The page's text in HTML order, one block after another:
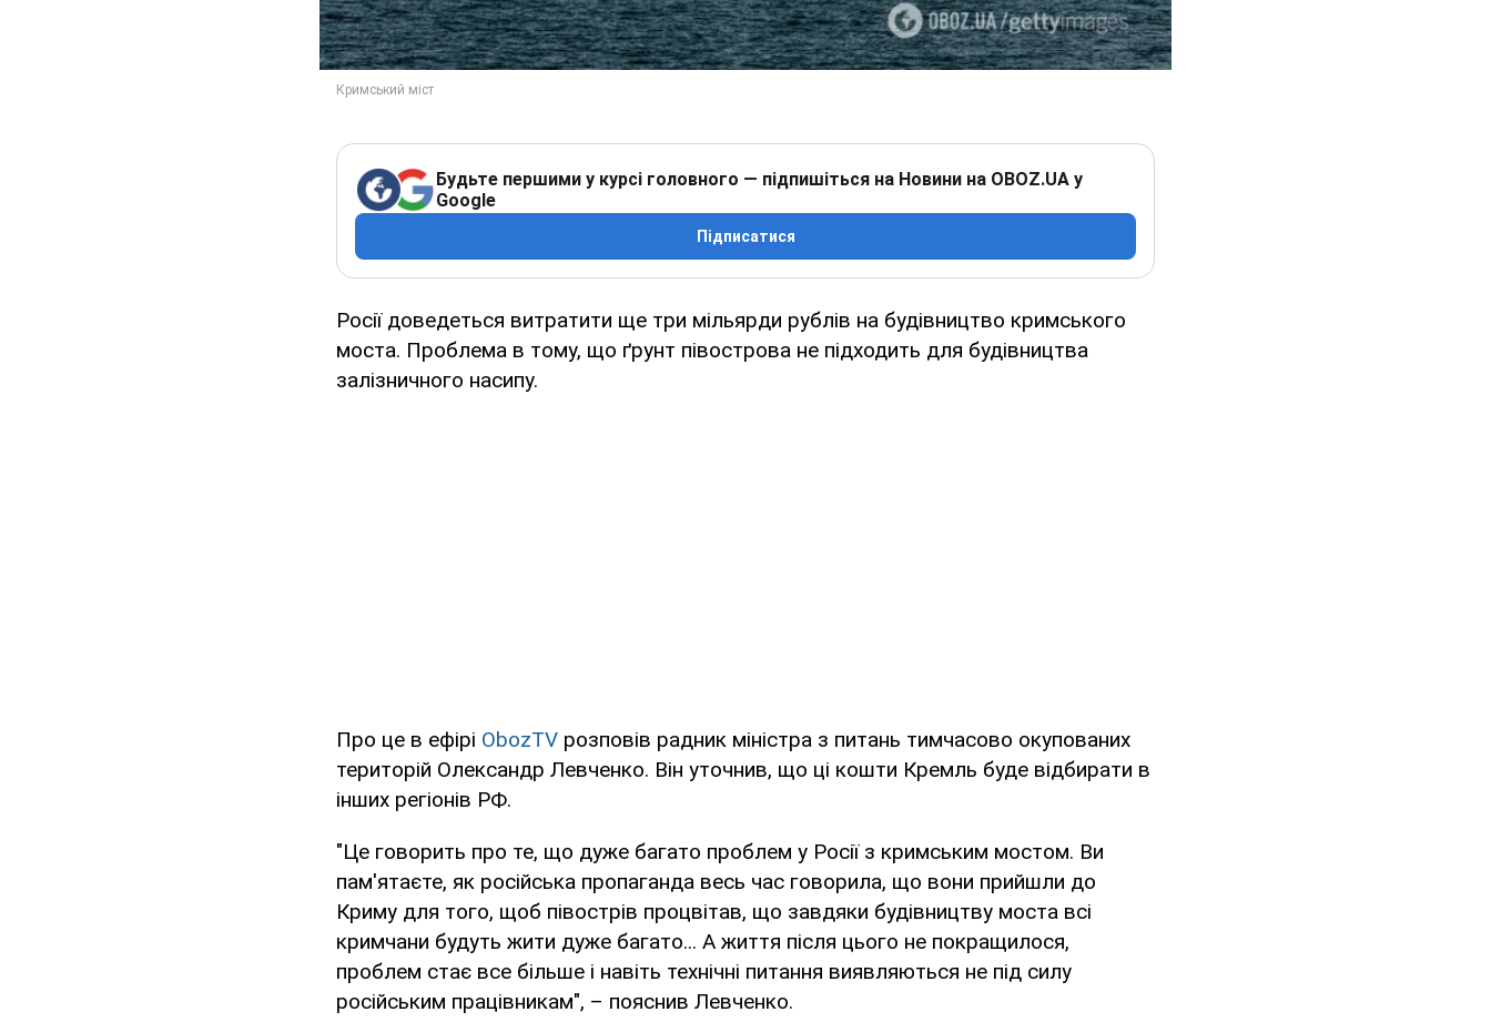
Будьте першими у курсі головного — підпишіться на Новини на OBOZ.UA у
Google
Підписатися
Росії доведеться витратити ще три мільярди рублів на будівництво кримського
моста. Проблема в тому, що ґрунт півострова не підходить для будівництва
залізничного насипу.
Про це в ефірі ObozTV розповів радник міністра з питань тимчасово окупованих
територій Олександр Левченко. Він уточнив, що ці кошти Кремль буде відбирати в
інших регіонів РФ.
"Це говорить про те, що дуже багато проблем у Росії з кримським мостом. Ви
пам'ятаєте, як російська пропаганда весь час говорила, що вони прийшли до
Криму для того, щоб півострів процвітав, що завдяки будівництву моста всі
кримчани будуть жити дуже багато... А життя після цього не покращилося,
проблем стає все більше і навіть технічні питання виявляються не під силу
російським працівникам", – пояснив Левченко.